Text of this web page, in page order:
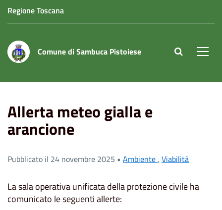
Regione Toscana
Comune di Sambuca Pistoiese site.searc
Allerta meteo gialla e
arancione
Pubblicato il 24 novembre 2025 • Ambiente, Viabilità
La sala operativa unificata della protezione civile ha
comunicato le seguenti allerte: